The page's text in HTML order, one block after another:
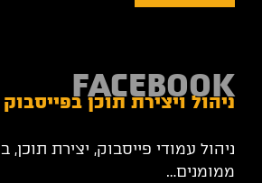
FACEBOOK
ניהול ויצירת תוכן בפייסבוק
ניהול עמודי פייסבוק, יצירת תוכן,
ממומנים…